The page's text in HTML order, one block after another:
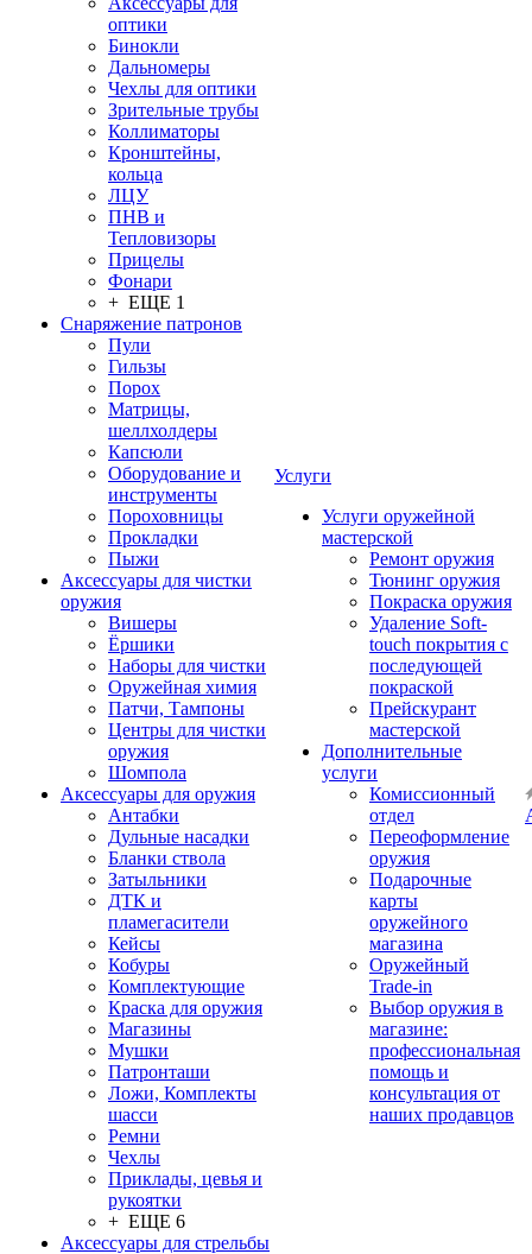
оптики
Бинокли
Дальномеры
Чехлы для оптики
Зрительные трубы
Коллиматоры
Кронштейны,
кольца
ЛЦУ
ПНВ и
Тепловизоры
Прицелы
Фонари
+ ЕЩЕ 1
Снаряжение патронов
Пули
Гильзы
Порох
Матрицы,
шеллхолдеры
Капсюли
Оборудование и
инструменты
Пороховницы
Прокладки
Пыжи
Аксессуары для чистки
оружия
Вишеры
Ёршики
Наборы для чистки
Оружейная химия
Патчи, Тампоны
Центры для чистки
оружия
Шомпола
Аксессуары для оружия
Антабки
Дульные насадки
Бланки ствола
Затыльники
ДТК и
пламегасители
Кейсы
Кобуры
Комплектующие
Краска для оружия
Магазины
Мушки
Патронташи
Ложи, Комплекты
шасси
Ремни
Чехлы
Приклады, цевья и
рукоятки
+ ЕЩЕ 6
Аксессуары для стрельбы
Услуги
Услуги оружейной
мастерской
Ремонт оружия
Тюнинг оружия
Покраска оружия
Удаление Soft-
touch покрытия с
последующей
покраской
Прейскурант
мастерской
Дополнительные
услуги
Комиссионный
отдел
Переоформление
оружия
Подарочные
карты
оружейного
магазина
Оружейный
Trade-in
Выбор оружия в
магазине:
профессиональная
помощь и
консультация от
наших продавцов